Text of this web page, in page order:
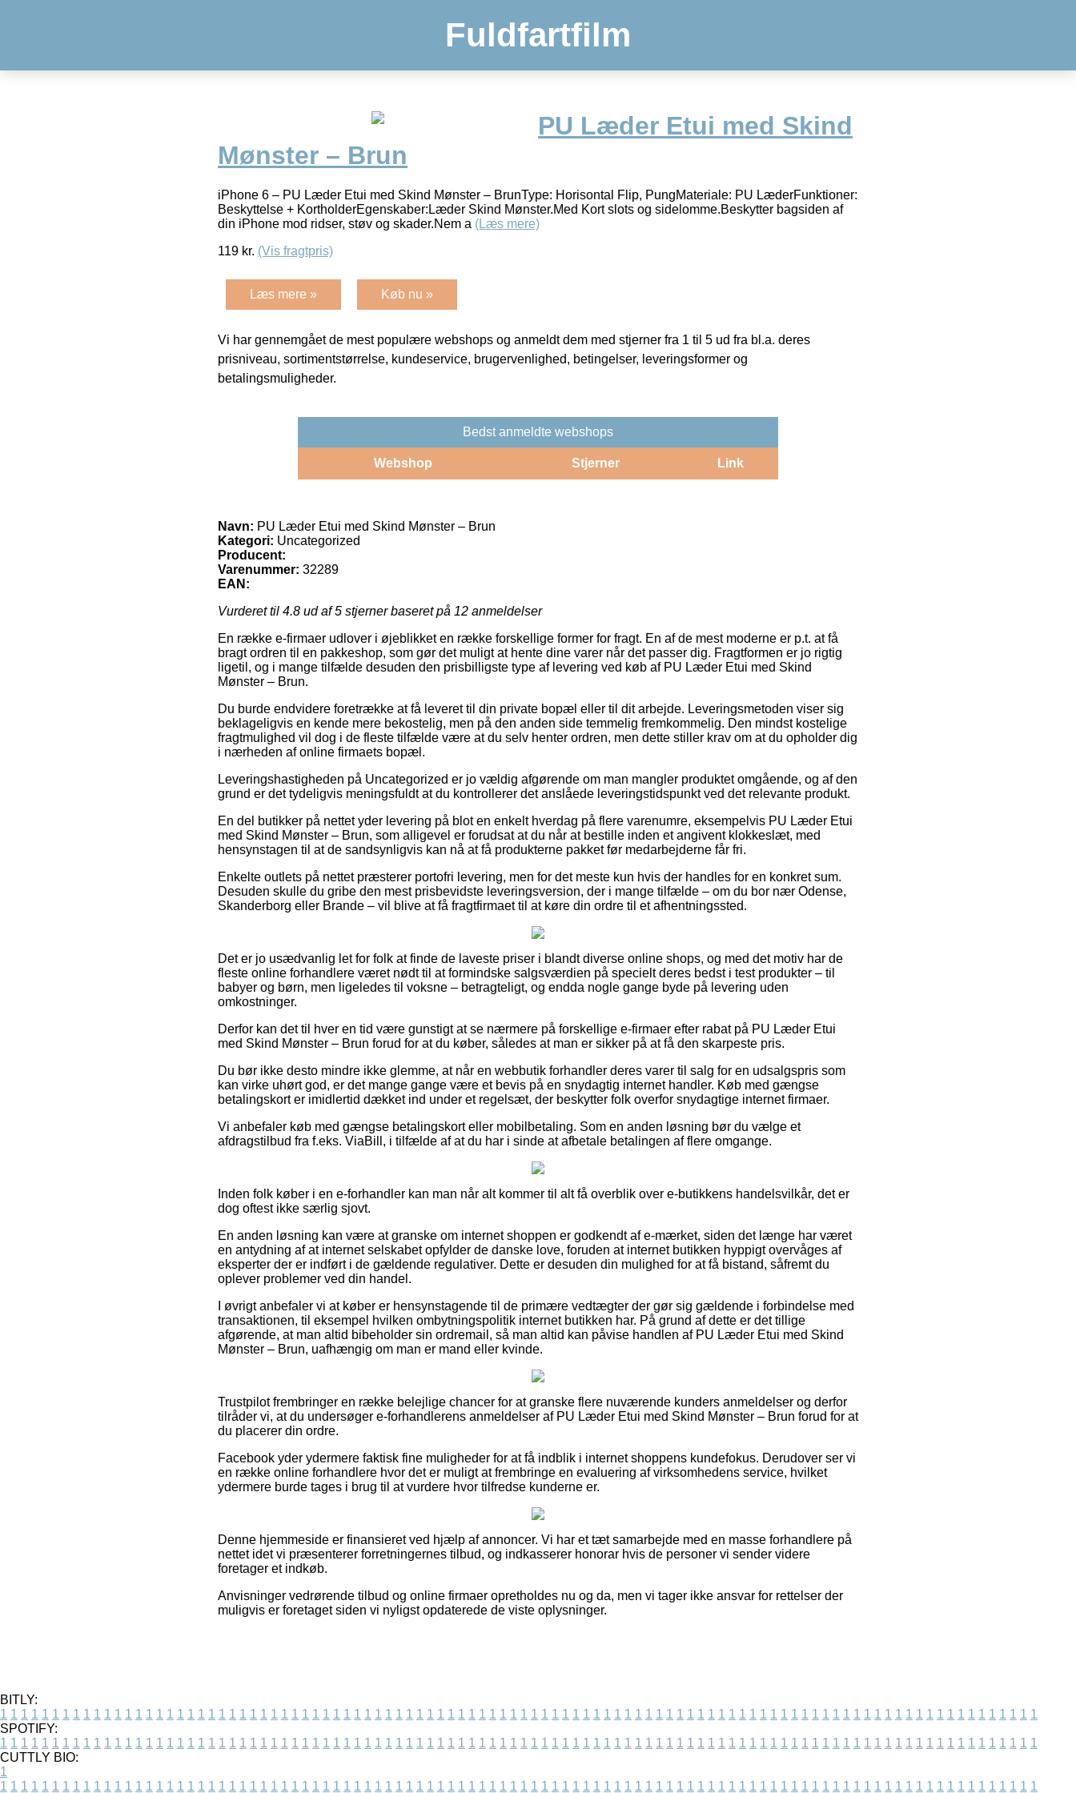
Fuldfartfilm
PU Læder Etui med Skind
Mønster – Brun
iPhone 6 – PU Læder Etui med Skind Mønster – BrunType: Horisontal Flip, PungMateriale: PU LæderFunktioner:
Beskyttelse + KortholderEgenskaber:Læder Skind Mønster.Med Kort slots og sidelomme.Beskytter bagsiden af
din iPhone mod ridser, støv og skader.Nem a (Læs mere)
119 kr. (Vis fragtpris)
Læs mere » Køb nu »
Vi har gennemgået de mest populære webshops og anmeldt dem med stjerner fra 1 til 5 ud fra bl.a. deres
prisniveau, sortimentstørrelse, kundeservice, brugervenlighed, betingelser, leveringsformer og
betalingsmuligheder.
Bedst anmeldte webshops
Webshop Stjerner Link
Navn: PU Læder Etui med Skind Mønster – Brun
Kategori: Uncategorized
Producent:
Varenummer: 32289
EAN:
Vurderet til 4.8 ud af 5 stjerner baseret på 12 anmeldelser
En række e-firmaer udlover i øjeblikket en række forskellige former for fragt. En af de mest moderne er p.t. at få
bragt ordren til en pakkeshop, som gør det muligt at hente dine varer når det passer dig. Fragtformen er jo rigtig
ligetil, og i mange tilfælde desuden den prisbilligste type af levering ved køb af PU Læder Etui med Skind
Mønster – Brun.
Du burde endvidere foretrække at få leveret til din private bopæl eller til dit arbejde. Leveringsmetoden viser sig
beklageligvis en kende mere bekostelig, men på den anden side temmelig fremkommelig. Den mindst kostelige
fragtmulighed vil dog i de fleste tilfælde være at du selv henter ordren, men dette stiller krav om at du opholder dig
i nærheden af online firmaets bopæl.
Leveringshastigheden på Uncategorized er jo vældig afgørende om man mangler produktet omgående, og af den
grund er det tydeligvis meningsfuldt at du kontrollerer det anslåede leveringstidspunkt ved det relevante produkt.
En del butikker på nettet yder levering på blot en enkelt hverdag på flere varenumre, eksempelvis PU Læder Etui
med Skind Mønster – Brun, som alligevel er forudsat at du når at bestille inden et angivent klokkeslæt, med
hensynstagen til at de sandsynligvis kan nå at få produkterne pakket før medarbejderne får fri.
Enkelte outlets på nettet præsterer portofri levering, men for det meste kun hvis der handles for en konkret sum.
Desuden skulle du gribe den mest prisbevidste leveringsversion, der i mange tilfælde – om du bor nær Odense,
Skanderborg eller Brande – vil blive at få fragtfirmaet til at køre din ordre til et afhentningssted.
Det er jo usædvanlig let for folk at finde de laveste priser i blandt diverse online shops, og med det motiv har de
fleste online forhandlere været nødt til at formindske salgsværdien på specielt deres bedst i test produkter – til
babyer og børn, men ligeledes til voksne – betragteligt, og endda nogle gange byde på levering uden
omkostninger.
Derfor kan det til hver en tid være gunstigt at se nærmere på forskellige e-firmaer efter rabat på PU Læder Etui
med Skind Mønster – Brun forud for at du køber, således at man er sikker på at få den skarpeste pris.
Du bør ikke desto mindre ikke glemme, at når en webbutik forhandler deres varer til salg for en udsalgspris som
kan virke uhørt god, er det mange gange være et bevis på en snydagtig internet handler. Køb med gængse
betalingskort er imidlertid dækket ind under et regelsæt, der beskytter folk overfor snydagtige internet firmaer.
Vi anbefaler køb med gængse betalingskort eller mobilbetaling. Som en anden løsning bør du vælge et
afdragstilbud fra f.eks. ViaBill, i tilfælde af at du har i sinde at afbetale betalingen af flere omgange.
Inden folk køber i en e-forhandler kan man når alt kommer til alt få overblik over e-butikkens handelsvilkår, det er
dog oftest ikke særlig sjovt.
En anden løsning kan være at granske om internet shoppen er godkendt af e-mærket, siden det længe har været
en antydning af at internet selskabet opfylder de danske love, foruden at internet butikken hyppigt overvåges af
eksperter der er indført i de gældende regulativer. Dette er desuden din mulighed for at få bistand, såfremt du
oplever problemer ved din handel.
I øvrigt anbefaler vi at køber er hensynstagende til de primære vedtægter der gør sig gældende i forbindelse med
transaktionen, til eksempel hvilken ombytningspolitik internet butikken har. På grund af dette er det tillige
afgørende, at man altid bibeholder sin ordremail, så man altid kan påvise handlen af PU Læder Etui med Skind
Mønster – Brun, uafhængig om man er mand eller kvinde.
Trustpilot frembringer en række belejlige chancer for at granske flere nuværende kunders anmeldelser og derfor
tilråder vi, at du undersøger e-forhandlerens anmeldelser af PU Læder Etui med Skind Mønster – Brun forud for at
du placerer din ordre.
Facebook yder ydermere faktisk fine muligheder for at få indblik i internet shoppens kundefokus. Derudover ser vi
en række online forhandlere hvor det er muligt at frembringe en evaluering af virksomhedens service, hvilket
ydermere burde tages i brug til at vurdere hvor tilfredse kunderne er.
Denne hjemmeside er finansieret ved hjælp af annoncer. Vi har et tæt samarbejde med en masse forhandlere på
nettet idet vi præsenterer forretningernes tilbud, og indkasserer honorar hvis de personer vi sender videre
foretager et indkøb.
Anvisninger vedrørende tilbud og online firmaer opretholdes nu og da, men vi tager ikke ansvar for rettelser der
muligvis er foretaget siden vi nyligst opdaterede de viste oplysninger.
BITLY:
1 1 1 1 1 1 1 1 1 1 1 1 1 1 1 1 1 1 1 1 1 1 1 1 1 1 1 1 1 1 1 1 1 1 1 1 1 1 1 1 1 1 1 1 1 1 1 1 1 1 1 1 1 1 1 1 1 1 1 1 1 1 1 1 1 1 1 1 1 1 1 1 1 1 1 1 1 1 1 1 1 1 1 1 1 1 1 1 1 1 1 1 1 1 1 1 1 1 1 1
SPOTIFY:
1 1 1 1 1 1 1 1 1 1 1 1 1 1 1 1 1 1 1 1 1 1 1 1 1 1 1 1 1 1 1 1 1 1 1 1 1 1 1 1 1 1 1 1 1 1 1 1 1 1 1 1 1 1 1 1 1 1 1 1 1 1 1 1 1 1 1 1 1 1 1 1 1 1 1 1 1 1 1 1 1 1 1 1 1 1 1 1 1 1 1 1 1 1 1 1 1 1 1 1
CUTTLY BIO:
1
1 1 1 1 1 1 1 1 1 1 1 1 1 1 1 1 1 1 1 1 1 1 1 1 1 1 1 1 1 1 1 1 1 1 1 1 1 1 1 1 1 1 1 1 1 1 1 1 1 1 1 1 1 1 1 1 1 1 1 1 1 1 1 1 1 1 1 1 1 1 1 1 1 1 1 1 1 1 1 1 1 1 1 1 1 1 1 1 1 1 1 1 1 1 1 1 1 1 1 1